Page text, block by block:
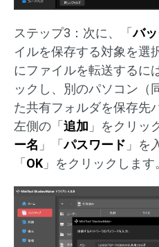
ステップ3：次に、「バ
イルを保存する対象を選
にファイルを転送するに
ックし、別のパソコン（
た共有フォルダを保存先
左側の「追加 」をクリッ
ー名 」「パスワード 」を
「OK 」をクリックします